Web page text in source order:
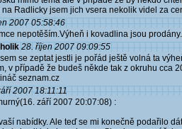
Radlicky jsem jich vsera nekolik videl za
2007 05:58:46
nepotěším.Výheň i kovadlina jsou prodány.
28. říjen 2007 09:09:55
se zeptat jestli je pořád ještě volná ta
v případě že budeš někde tak z okruhu cca
seznam.cz
2007 18:11:11
září 2007 20:07:08) :
nabídky. Ale teď se mi konečně podařilo